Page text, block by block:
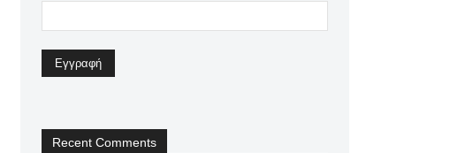
Recent Comments